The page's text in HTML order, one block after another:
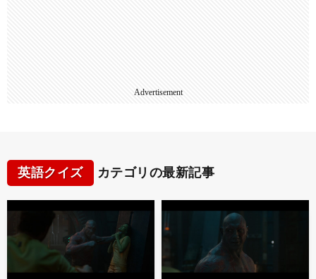
Advertisement
英語クイズ カテゴリの最新記事